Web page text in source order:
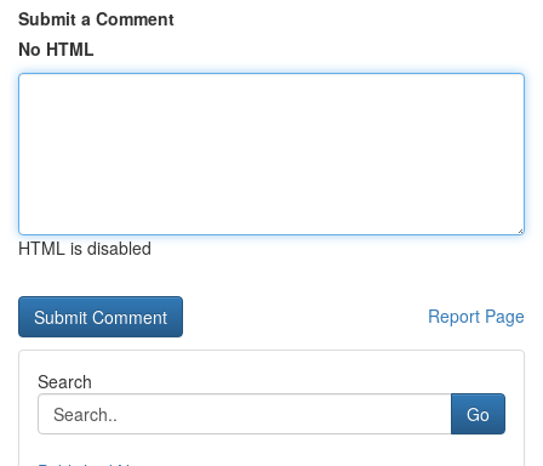
Submit a Comment
No HTML
HTML is disabled
Report Page
Search
Go